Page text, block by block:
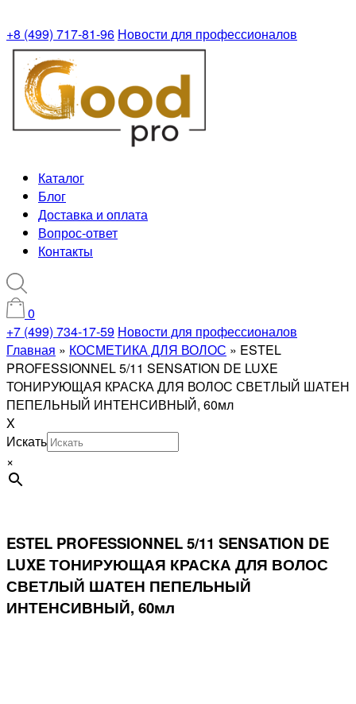
+8 (499) 717-81-96 Новости для профессионалов
Каталог
Блог
Доставка и оплата
Вопрос-ответ
Контакты
0
+7 (499) 734-17-59 Новости для профессионалов
Главная » КОСМЕТИКА ДЛЯ ВОЛОС » ESTEL
PROFESSIONNEL 5/11 SENSATION DE LUXE
ТОНИРУЮЩАЯ КРАСКА ДЛЯ ВОЛОС СВЕТЛЫЙ ШАТЕН
ПЕПЕЛЬНЫЙ ИНТЕНСИВНЫЙ, 60мл
X
Искать
×
ESTEL PROFESSIONNEL 5/11 SENSATION DE
LUXE ТОНИРУЮЩАЯ КРАСКА ДЛЯ ВОЛОС
СВЕТЛЫЙ ШАТЕН ПЕПЕЛЬНЫЙ
ИНТЕНСИВНЫЙ, 60мл